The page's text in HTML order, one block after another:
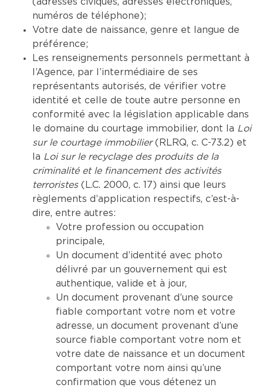
numéros de téléphone);
Votre date de naissance, genre et langue de
préférence;
Les renseignements personnels permettant à
l’Agence, par l’intermédiaire de ses
représentants autorisés, de vérifier votre
identité et celle de toute autre personne en
conformité avec la législation applicable dans
le domaine du courtage immobilier, dont la Loi
sur le courtage immobilier(RLRQ, c. C-73.2) et
la Loi sur le recyclage des produits de la
criminalité et le financement des activités
terroristes(L.C. 2000, c. 17) ainsi que leurs
règlements d’application respectifs, c’est-à-
dire, entre autres:
Votre profession ou occupation
principale,
Un document d’identité avec photo
délivré par un gouvernement qui est
authentique, valide et à jour,
Un document provenant d’une source
fiable comportant votre nom et votre
adresse, un document provenant d’une
source fiable comportant votre nom et
votre date de naissance et un document
comportant votre nom ainsi qu’une
confirmation que vous détenez un